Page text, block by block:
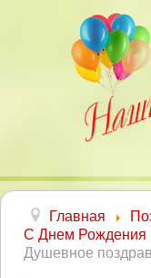
Главная
С Днем Рождения
Душевное